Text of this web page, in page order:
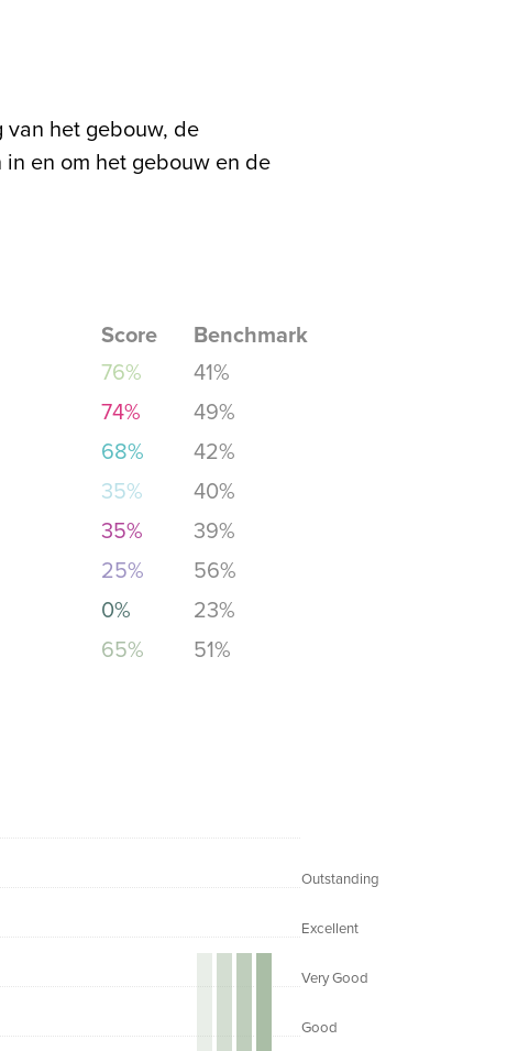
Score
Benchmark
76%
41%
74%
49%
68%
42%
35%
40%
35%
39%
25%
56%
0%
23%
65% 51%
Good
Very Good
Excellent
Outstanding